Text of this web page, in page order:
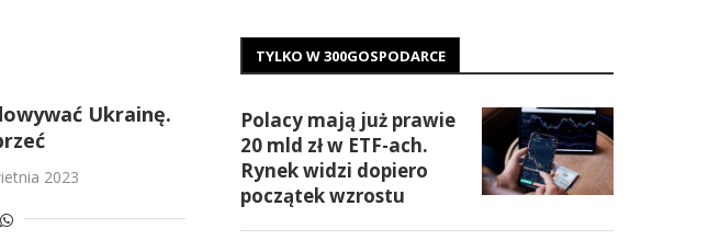
Ukrainę.
2023
TYLKO W 300GOSPODARCE
Polacy mają już prawie
20 mld zł w ETF-ach.
Rynek widzi dopiero
początek wzrostu